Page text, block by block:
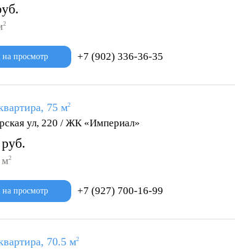
2
на просмотр +7 (902) 336-36-35
75 м2
ул, 220 / ЖК «Империал»
м2
на просмотр +7 (927) 700-16-99
70.5 м2